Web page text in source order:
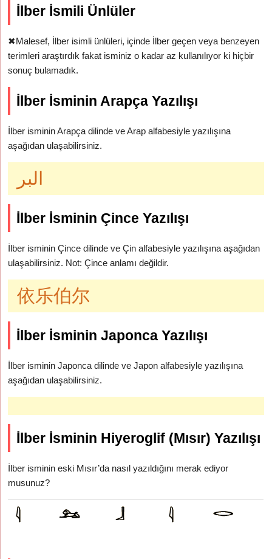
İlber İsmili Ünlüler
✖Malesef, İlber isimli ünlüleri, içinde İlber geçen veya benzeyen
terimleri araştırdık fakat isminiz o kadar az kullanılıyor ki hiçbir
sonuç bulamadık.
İlber İsminin Arapça Yazılışı
İlber isminin Arapça dilinde ve Arap alfabesiyle yazılışına
aşağıdan ulaşabilirsiniz.
البر
İlber İsminin Çince Yazılışı
İlber isminin Çince dilinde ve Çin alfabesiyle yazılışına aşağıdan
ulaşabilirsiniz. Not: Çince anlamı değildir.
依乐伯尔
İlber İsminin Japonca Yazılışı
İlber isminin Japonca dilinde ve Japon alfabesiyle yazılışına
aşağıdan ulaşabilirsiniz.
İlber İsminin Hiyeroglif (Mısır) Yazılışı
İlber isminin eski Mısır’da nasıl yazıldığını merak ediyor
musunuz?